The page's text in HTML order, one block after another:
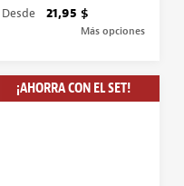
Desde 21,95 $
Más opciones
¡AHORRA CON EL SET!